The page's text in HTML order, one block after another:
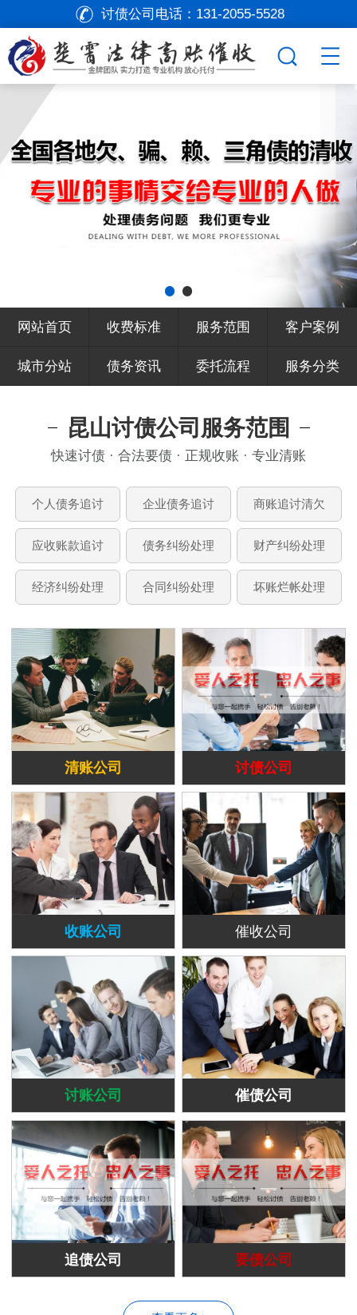
讨债公司电话： 131-2055-5528
网站首页 收费标准 服务范围 客户案例
城市分站 债务资讯 委托流程 服务分类
昆山讨债公司服务范围
快速讨债 · 合法要债 · 正规收账 · 专业清账
个人债务追讨 企业债务追讨 商账追讨清欠
应收账款追讨 债务纠纷处理 财产纠纷处理
经济纠纷处理 合同纠纷处理 坏账烂帐处理
清账公司 讨债公司
收账公司 催收公司
讨账公司 催债公司
追债公司 要债公司